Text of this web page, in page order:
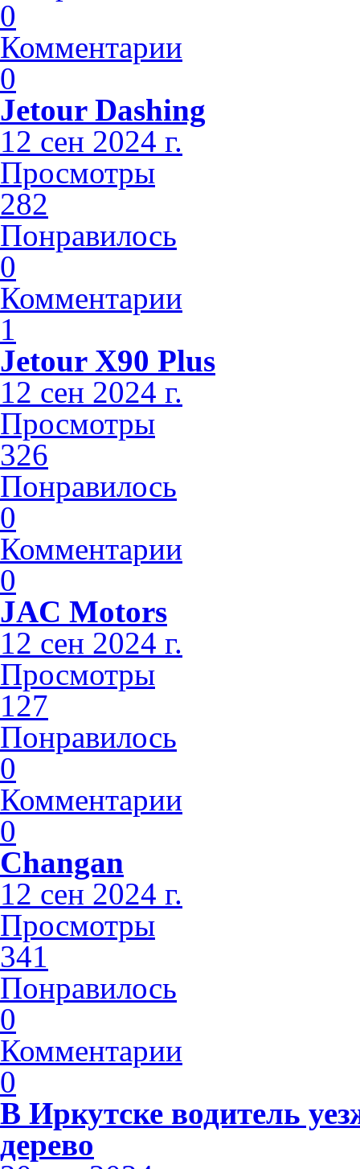
0
Комментарии
0
Jetour Dashing
12 сен 2024 г.
Просмотры
282
Понравилось
0
Комментарии
1
Jetour X90 Plus
12 сен 2024 г.
Просмотры
326
Понравилось
0
Комментарии
0
JAC Motors
12 сен 2024 г.
Просмотры
127
Понравилось
0
Комментарии
0
Changan
12 сен 2024 г.
Просмотры
341
Понравилось
0
Комментарии
0
В Иркутске водитель
дерево